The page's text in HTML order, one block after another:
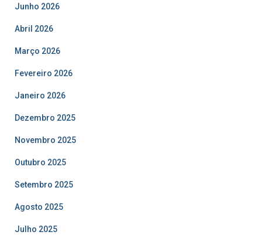
Junho 2026
Abril 2026
Março 2026
Fevereiro 2026
Janeiro 2026
Dezembro 2025
Novembro 2025
Outubro 2025
Setembro 2025
Agosto 2025
Julho 2025